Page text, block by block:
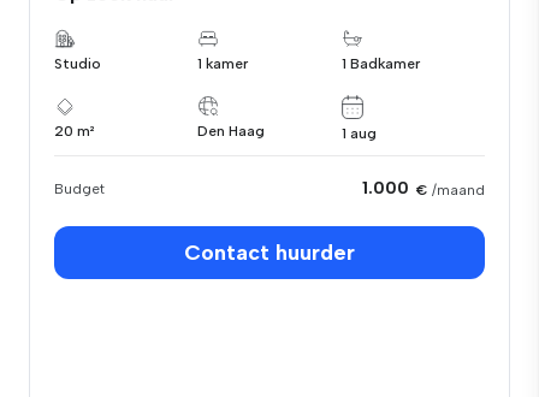
Studio 1 kamer 1 Badkamer
20 m² Den Haag 1 aug
Budget 1.000 € /maand
Contact huurder